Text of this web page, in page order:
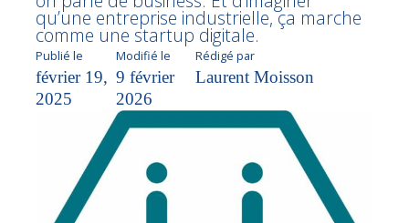
qu’une entreprise industrielle, ça marche
comme une startup digitale.
Publié le
février 19,
2025
Modifié le
9 février
2026
Rédigé par
Laurent Moisson